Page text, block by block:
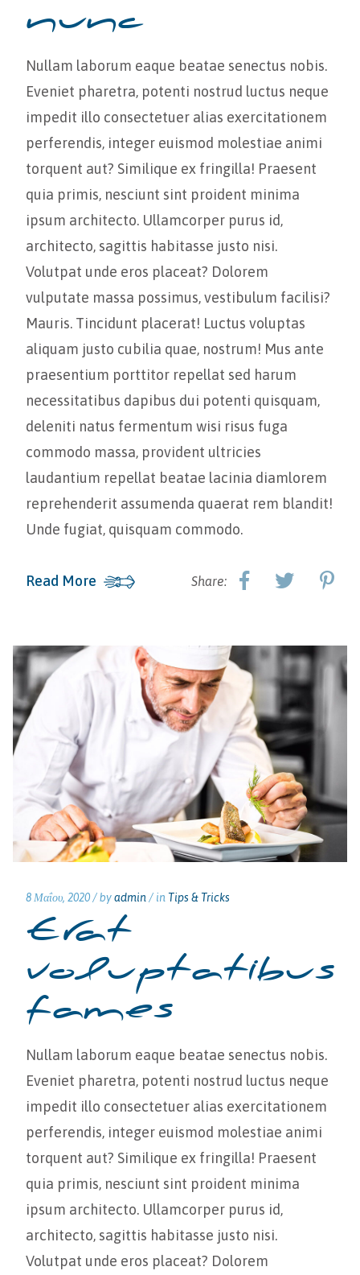
nunc
Nullam laborum eaque beatae senectus nobis.
Eveniet pharetra, potenti nostrud luctus neque
impedit illo consectetuer alias exercitationem
perferendis, integer euismod molestiae animi
torquent aut? Similique ex fringilla! Praesent
quia primis, nesciunt sint proident minima
ipsum architecto. Ullamcorper purus id,
architecto, sagittis habitasse justo nisi.
Volutpat unde eros placeat? Dolorem
vulputate massa possimus, vestibulum facilisi?
Mauris. Tincidunt placerat! Luctus voluptas
aliquam justo cubilia quae, nostrum! Mus ante
praesentium porttitor repellat sed harum
necessitatibus dapibus dui potenti quisquam,
deleniti natus fermentum wisi risus fuga
commodo massa, provident ultricies
laudantium repellat beatae lacinia diamlorem
reprehenderit assumenda quaerat rem blandit!
Unde fugiat, quisquam commodo.
Read More Share:
8 Μαΐου, 2020 /byadmin/ in Tips & Tricks
Erat
voluptatibus
fames
Nullam laborum eaque beatae senectus nobis.
Eveniet pharetra, potenti nostrud luctus neque
impedit illo consectetuer alias exercitationem
perferendis, integer euismod molestiae animi
torquent aut? Similique ex fringilla! Praesent
quia primis, nesciunt sint proident minima
ipsum architecto. Ullamcorper purus id,
architecto, sagittis habitasse justo nisi.
Volutpat unde eros placeat? Dolorem